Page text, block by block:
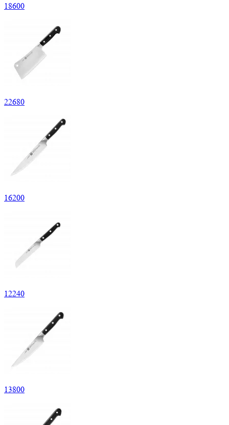
18600
22680
16200
12240
13800